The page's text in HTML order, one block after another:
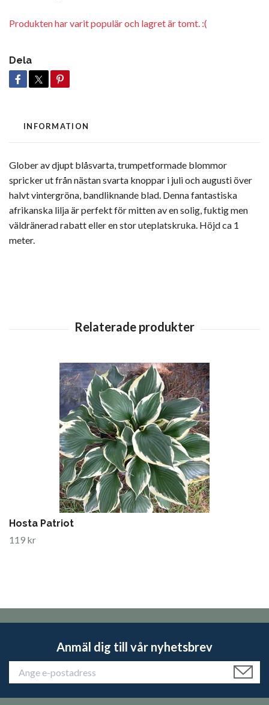
Produkten har varit populär och lagret är tomt. :(
Dela
INFORMATION
Glober av djupt blåsvarta, trumpetformade blommor
spricker ut från nästan svarta knoppar i juli och augusti över
halvt vintergröna, bandliknande blad. Denna fantastiska
afrikanska lilja är perfekt för mitten av en solig, fuktig men
väldränerad rabatt eller en stor uteplatskruka. Höjd ca 1
meter.
Hosta Patriot
119 kr
Anmäl dig till vår nyhetsbrev